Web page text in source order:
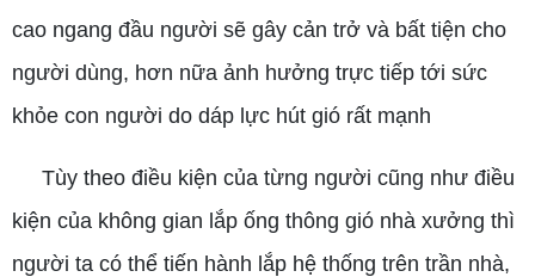
cao ngang đầu người sẽ gây cản trở và bất tiện cho
người dùng, hơn nữa ảnh hưởng trực tiếp tới sức
khỏe con người do dáp lực hút gió rất mạnh
Tùy theo điều kiện của từng người cũng như điều
kiện của không gian lắp ống thông gió nhà xưởng thì
người ta có thể tiến hành lắp hệ thống trên trần nhà,